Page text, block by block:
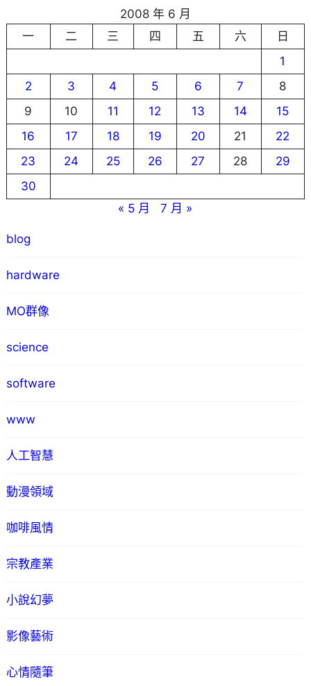
2008 年 6 月
一
二 三 四 五 六
日
1
2
3 4 5 6 7
8
9
10 11 12 13 14
15
16
17 18 19 20 21
22
23
24 25 26 27 28
29
30
« 5 月
7 月 »
blog
hardware
MO群像
science
software
www
人工智慧
動漫領域
咖啡風情
宗教產業
小說幻夢
影像藝術
心情隨筆